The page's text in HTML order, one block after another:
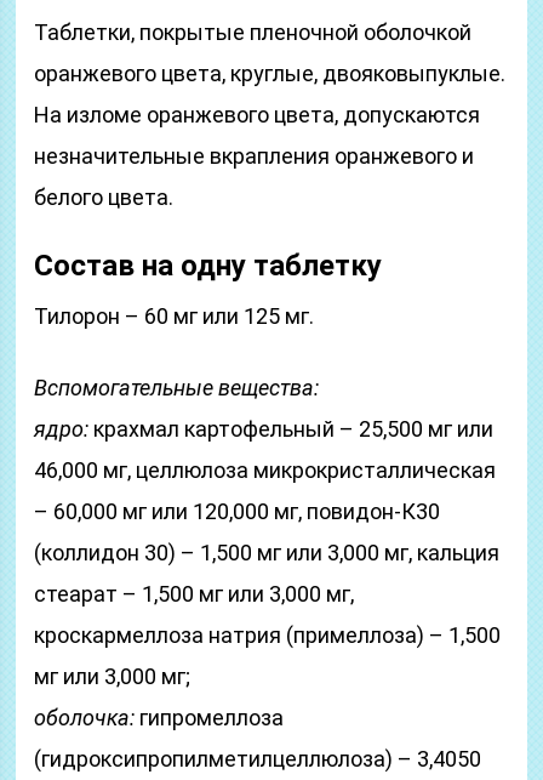
Таблетки, покрытые пленочной оболочкой
оранжевого цвета, круглые, двояковыпуклые.
На изломе оранжевого цвета, допускаются
незначительные вкрапления оранжевого и
белого цвета.
Состав на одну таблетку
Тилорон – 60 мг или 125 мг.
Вспомогательные вещества:
ядро: крахмал картофельный – 25,500 мг или
46,000 мг, целлюлоза микрокристаллическая
– 60,000 мг или 120,000 мг, повидон-К30
(коллидон 30) – 1,500 мг или 3,000 мг, кальция
стеарат – 1,500 мг или 3,000 мг,
кроскармеллоза натрия (примеллоза) – 1,500
мг или 3,000 мг;
оболочка: гипромеллоза
(гидроксипропилметилцеллюлоза) – 3,4050